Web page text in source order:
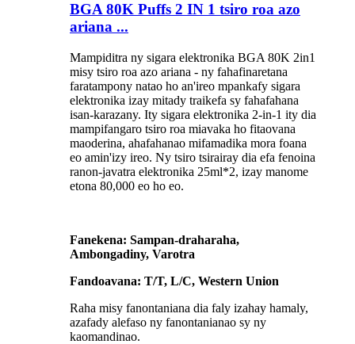
BGA 80K Puffs 2 IN 1 tsiro roa azo
ariana ...
Mampiditra ny sigara elektronika BGA 80K 2in1
misy tsiro roa azo ariana - ny fahafinaretana
faratampony natao ho an'ireo mpankafy sigara
elektronika izay mitady traikefa sy fahafahana
isan-karazany. Ity sigara elektronika 2-in-1 ity dia
mampifangaro tsiro roa miavaka ho fitaovana
maoderina, ahafahanao mifamadika mora foana
eo amin'izy ireo. Ny tsiro tsirairay dia efa fenoina
ranon-javatra elektronika 25ml*2, izay manome
etona 80,000 eo ho eo.
Fanekena: Sampan-draharaha,
Ambongadiny, Varotra
Fandoavana: T/T, L/C, Western Union
Raha misy fanontaniana dia faly izahay hamaly,
azafady alefaso ny fanontanianao sy ny
kaomandinao.